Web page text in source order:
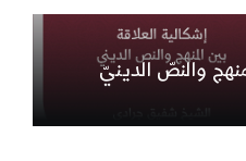
والنصّ الدينيّ